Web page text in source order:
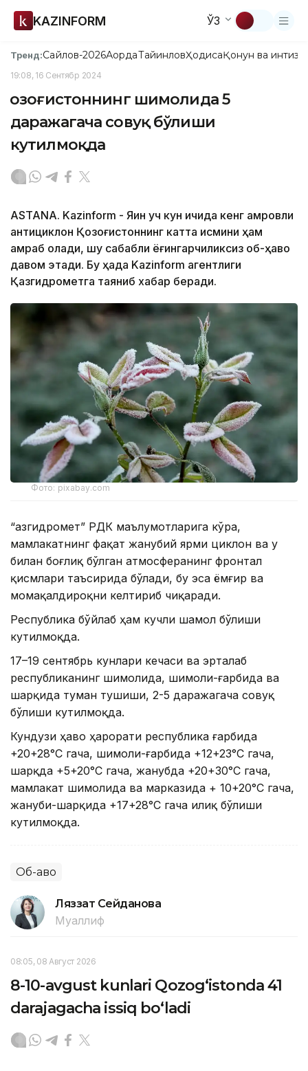
KAZINFORM ЎЗ
Тренд:Сайлов-2026АқордаТайинловҲодисаҚонун ва
19:08, 16 Сентябр 2024
Қозоғистоннинг шимолида 5
даражагача совуқ бўлиши
кутилмоқда
ASTANA. Kazinform - Яқин уч кун ичида кенг қамровли
антициклон Қозоғистоннинг катта қисмини ҳам
қамраб олади, шу сабабли ёғингарчиликсиз об-ҳаво
давом этади. Бу ҳақда Kazinform агентлиги
Қазгидрометга таяниб хабар беради.
Фото: pixabay.com
“Қазгидромет” РДК маълумотларига кўра,
мамлакатнинг фақат жанубий ярми циклон ва у
билан боғлиқ бўлган атмосферанинг фронтал
қисмлари таъсирида бўлади, бу эса ёмғир ва
момақалдироқни келтириб чиқаради.
Республика бўйлаб ҳам кучли шамол бўлиши
кутилмоқда.
17–19 сентябрь кунлари кечаси ва эрталаб
республиканинг шимолида, шимоли-ғарбида ва
шарқида туман тушиши, 2-5 даражагача совуқ
бўлиши кутилмоқда.
Кундузи ҳаво ҳарорати республика ғарбида
+20+28°С гача, шимоли-ғарбида +12+23°С гача,
шарқда +5+20°С гача, жанубда +20+30°С гача,
мамлакат шимолида ва марказида + 10+20°С гача,
жануби-шарқида +17+28°С гача илиқ бўлиши
кутилмоқда.
Об-ҳаво
Ляззат Сейданова
Муаллиф
08:05, 08 Август 2026
8-10-avgust kunlari Qozog‘istonda 41
darajagacha issiq bo‘ladi